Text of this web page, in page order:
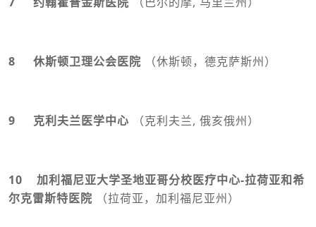
8 休斯顿卫理公会医院 （休斯顿，德克萨斯州）
9 克利夫兰医学中心 （克利夫兰, 俄亥俄州）
10 加利福尼亚大学圣地亚哥分校医疗中心-拉荷亚和希
尔克雷斯特医院 （拉荷亚，加利福尼亚州）